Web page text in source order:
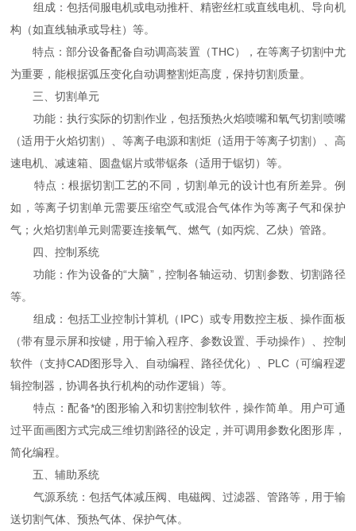
组成：包括伺服电机或电动推杆、精密丝杠或直线电机、导向机
构（如直线轴承或导柱）等。
特点：部分设备配备自动调高装置（THC），在等离子切割中尤
为重要，能根据弧压变化自动调整割炬高度，保持切割质量。
三、切割单元
功能：执行实际的切割作业，包括预热火焰喷嘴和氧气切割喷嘴
（适用于火焰切割）、等离子电源和割炬（适用于等离子切割）、高
速电机、减速箱、圆盘锯片或带锯条（适用于锯切）等。
特点：根据切割工艺的不同，切割单元的设计也有所差异。例
如，等离子切割单元需要压缩空气或混合气体作为等离子气和保护
气；火焰切割单元则需要连接氧气、燃气（如丙烷、乙炔）管路。
四、控制系统
功能：作为设备的“大脑”，控制各轴运动、切割参数、切割路径
等。
组成：包括工业控制计算机（IPC）或专用数控主板、操作面板
（带有显示屏和按键，用于输入程序、参数设置、手动操作）、控制
软件（支持CAD图形导入、自动编程、路径优化）、PLC（可编程逻
辑控制器，协调各执行机构的动作逻辑）等。
特点：配备*的图形输入和切割控制软件，操作简单。用户可通
过平面画图方式完成三维切割路径的设定，并可调用参数化图形库，
简化编程。
五、辅助系统
气源系统：包括气体减压阀、电磁阀、过滤器、管路等，用于输
送切割气体、预热气体、保护气体。